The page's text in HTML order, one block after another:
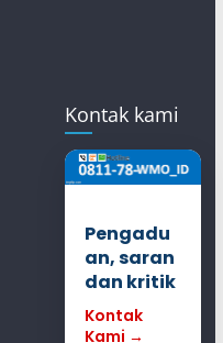
Kontak kami
Pengadu
an, saran
dan kritik
Kontak
Kami →